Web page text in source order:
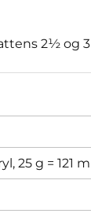
2½ og
25 g = 121 m